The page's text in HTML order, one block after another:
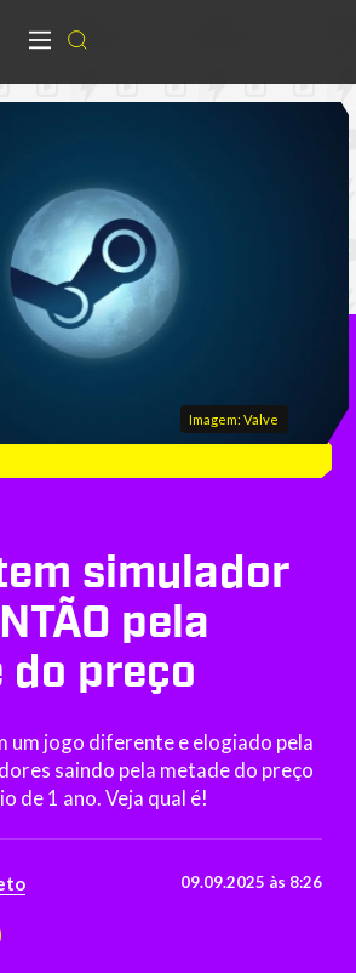
Imagem: Valve
simulador
pela
do preço
um jogo diferente e elogiado pela
saindo pela metade do preço
de 1 ano. Veja qual é!
09.09.2025 às 8:26